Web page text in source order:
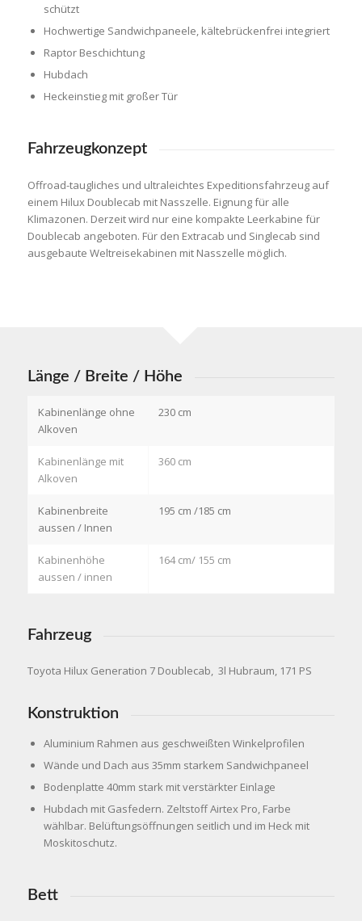
schützt
Hochwertige Sandwichpaneele, kältebrückenfrei integriert
Raptor Beschichtung
Hubdach
Heckeinstieg mit großer Tür
Fahrzeugkonzept
Offroad-taugliches und ultraleichtes Expeditionsfahrzeug auf
einem Hilux Doublecab mit Nasszelle. Eignung für alle
Klimazonen. Derzeit wird nur eine kompakte Leerkabine für
Doublecab angeboten. Für den Extracab und Singlecab sind
ausgebaute Weltreisekabinen mit Nasszelle möglich.
Länge / Breite / Höhe
Kabinenlänge ohne
Alkoven
230 cm
Kabinenlänge mit
Alkoven
360 cm
Kabinenbreite
aussen / Innen
195 cm /185 cm
Kabinenhöhe
aussen / innen
164 cm/ 155 cm
Fahrzeug
Toyota Hilux Generation 7 Doublecab, 3l Hubraum, 171 PS
Konstruktion
Aluminium Rahmen aus geschweißten Winkelprofilen
Wände und Dach aus 35mm starkem Sandwichpaneel
Bodenplatte 40mm stark mit verstärkter Einlage
Hubdach mit Gasfedern. Zeltstoff Airtex Pro, Farbe
wählbar. Belüftungsöffnungen seitlich und im Heck mit
Moskitoschutz.
Bett